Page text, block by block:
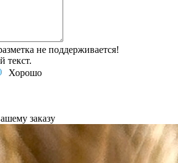
не поддерживается!
текст.
Хорошо
заказу